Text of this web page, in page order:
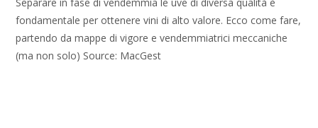
fondamentale per ottenere vini di alto valore. Ecco come fare,
partendo da mappe di vigore e vendemmiatrici meccaniche
(ma non solo) Source: MacGest